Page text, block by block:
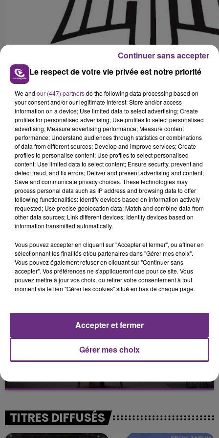
D'autres noms vont être dévoilés prochainement.
FIL D'ACTUS
TOUJOURS À L'ARRÊT
Cela fait déjà une semaine que la centrale
nucléaire ardennaise est à l'arrêt. Une situation
justifiée par la sécheresse intense qui est toujours
LE MAGASIN JOUÉCLUB DE REIMS FERME
C'était l'une des institutions du centre-ville
fermer ses portes.
TITRES DIFFUSÉS
Le respect de votre vie privée est notre priorité
We and our (447) partnersdo the following data processing based on
your consent and/or our legitimate interest: Store and/or access
information on a device; Use limited data to select advertising; Create
profiles for personalised advertising; Use profiles to select personalised
advertising; Measure advertising performance; Measure content
performance; Understand audiences through statistics or combinations
of data from different sources; Develop and improve services; Create
profiles to personalise content; Use profiles to select personalised
content; Use limited data to select content; Ensure security, prevent and
detect fraud, and fix errors; Deliver and present advertising and content;
Save and communicate privacy choices. These technologies may
process personal data such as IP address and browsing data to offer
following functionalities: Identify devices based on information actively
requested; Use precise geolocation data; Match and combine data from
other data sources; Link different devices; Identify devices based on
information transmitted automatically.
Vous pouvez accepter en cliquant sur "Accepter et fermer", ou affiner en
sélectionnant les finalités et/ou partenaires dans "Gérer mes choix".
Vous pouvez également refuser en cliquant sur "Continuer sans
accepter". Vos préférences ne s'appliqueront que pour ce site. Vous
pouvez mettre à jour vos choix, ou retirer votre consentement à tout
moment via le lien "Gérer les cookies" situé en bas de chaque page.
Gérer mes choix
Accepter et fermer
Continuer sans accepter